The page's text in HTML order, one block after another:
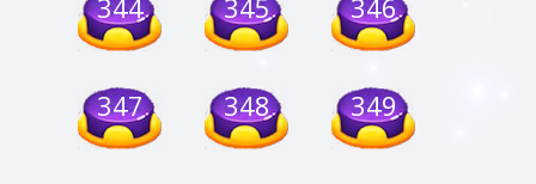
344 345 346
347 348 349